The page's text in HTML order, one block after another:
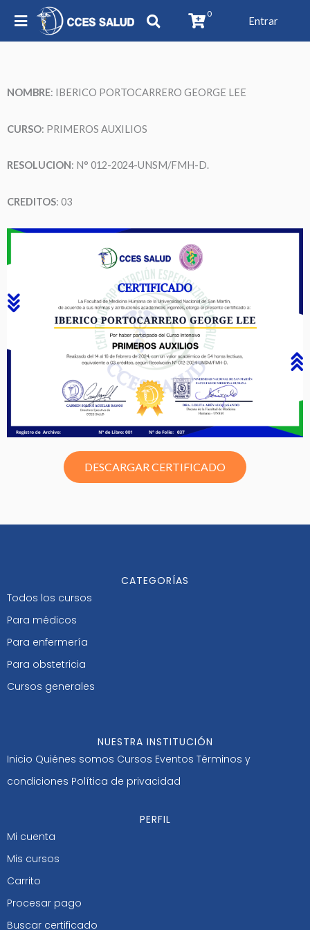
0
Entrar
NOMBRE: IBERICO PORTOCARRERO GEORGE LEE
CURSO: PRIMEROS AUXILIOS
RESOLUCION: N° 012-2024-UNSM/FMH-D.
CREDITOS: 03
DESCARGAR CERTIFICADO
CATEGORÍAS
Todos los cursos
Para médicos
Para enfermería
Para obstetricia
Cursos generales
NUESTRA INSTITUCIÓN
Inicio Quiénes somos Cursos Eventos Términos y
condiciones Política de privacidad
PERFIL
Mi cuenta
Mis cursos
Carrito
Procesar pago
Buscar certificado